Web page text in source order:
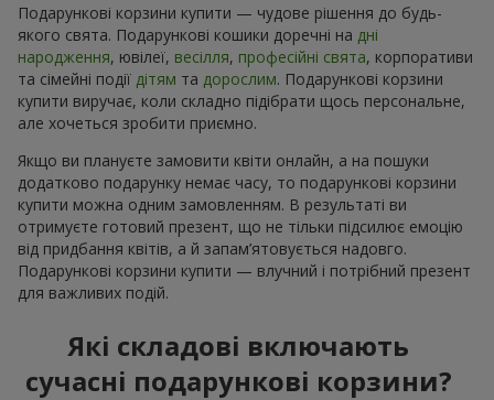
Подарункові корзини купити — чудове рішення до будь-
якого свята. Подарункові кошики доречні на дні
народження, ювілеї, весілля, професійні свята, корпоративи
та сімейні події дітям та дорослим. Подарункові корзини
купити виручає, коли складно підібрати щось персональне,
але хочеться зробити приємно.
Якщо ви плануєте замовити квіти онлайн, а на пошуки
додатково подарунку немає часу, то подарункові корзини
купити можна одним замовленням. В результаті ви
отримуєте готовий презент, що не тільки підсилює емоцію
від придбання квітів, а й запам’ятовується надовго.
Подарункові корзини купити — влучний і потрібний презент
для важливих подій.
Які складові включають
сучасні подарункові корзини?